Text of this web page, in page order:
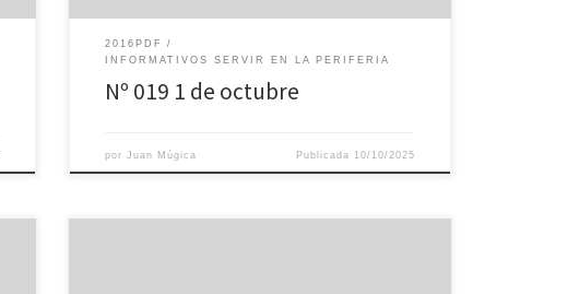
2016PDF
INFORMATIVOS SERVIR EN LA PERIFERIA
Nº 019 1 de octubre
porJuan Múgica Publicada 10/10/2025